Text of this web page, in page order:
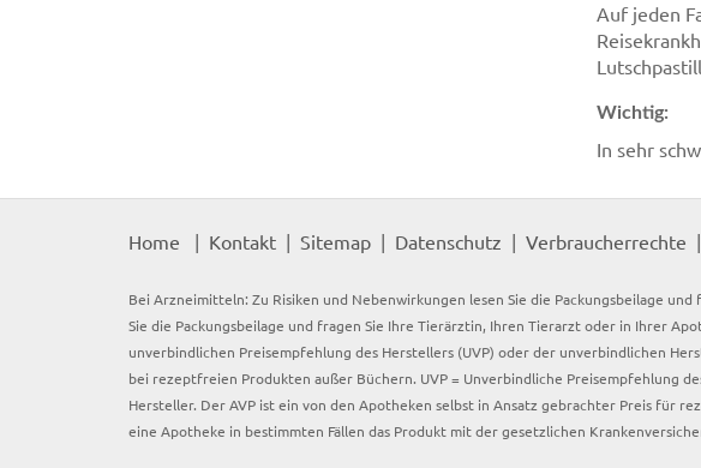
Auf jeden
Wichtig:
In sehr
Home Kontakt Sitemap Datenschutz Verbraucherrechte
Bei Arzneimitteln: Zu Risiken und Nebenwirkungen lesen Sie die Packungsbeilage
Sie die Packungsbeilage und fragen Sie Ihre Tierärztin, Ihren Tierarzt oder in Ihrer
unverbindlichen Preisempfehlung des Herstellers (UVP) oder der unverbindlichen
bei rezeptfreien Produkten außer Büchern. UVP = Unverbindliche Preisempfehlung
Hersteller. Der AVP ist ein von den Apotheken selbst in Ansatz gebrachter Preis
eine Apotheke in bestimmten Fällen das Produkt mit der gesetzlichen